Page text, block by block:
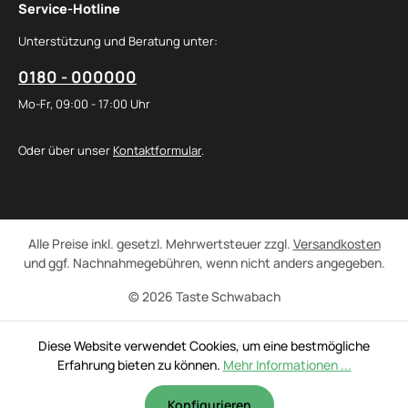
Service-Hotline
Unterstützung und Beratung unter:
0180 - 000000
Mo-Fr, 09:00 - 17:00 Uhr
Oder über unser Kontaktformular.
© 2026 Taste Schwabach
Alle Preise inkl. gesetzl. Mehrwertsteuer zzgl. Versandkosten
und ggf. Nachnahmegebühren, wenn nicht anders angegeben.
Diese Website verwendet Cookies, um eine bestmögliche
Erfahrung bieten zu können. Mehr Informationen ...